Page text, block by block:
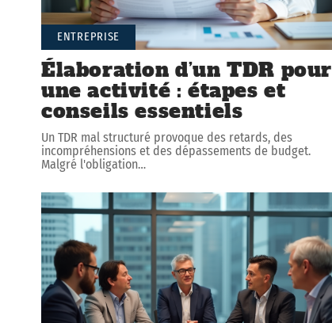
ENTREPRISE
Élaboration d’un TDR pour
une activité : étapes et
conseils essentiels
Un TDR mal structuré provoque des retards, des
incompréhensions et des dépassements de budget.
Malgré l'obligation…